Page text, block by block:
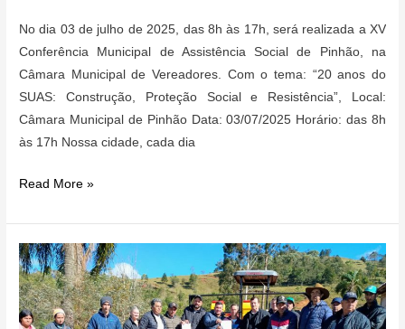
No dia 03 de julho de 2025, das 8h às 17h, será realizada a XV
Conferência Municipal de Assistência Social de Pinhão, na
Câmara Municipal de Vereadores. Com o tema: “20 anos do
SUAS: Construção, Proteção Social e Resistência”, Local:
Câmara Municipal de Pinhão Data: 03/07/2025 Horário: das 8h
às 17h Nossa cidade, cada dia
XV
Municipal
de
Assistência
Social
–
Read More »